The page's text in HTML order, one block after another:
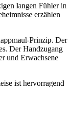
langen Fühler in
erzählen
Prinzip. Der
Der Handzugang
und Erwachsene
ist hervorragend